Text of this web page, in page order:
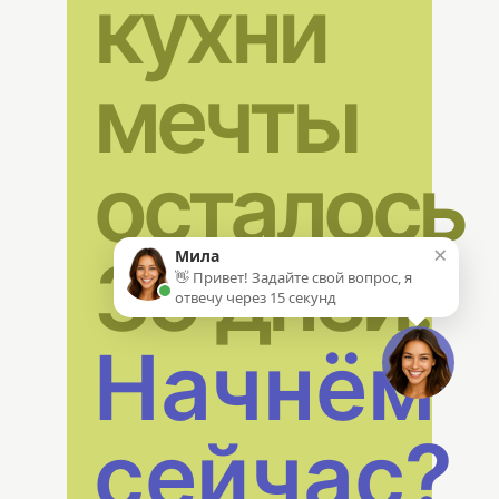
кухни
мечты
осталось
35 дней.
Начнём
сейчас?
×
Мила
👋 Привет! Задайте свой вопрос, я
отвечу через 15 секунд